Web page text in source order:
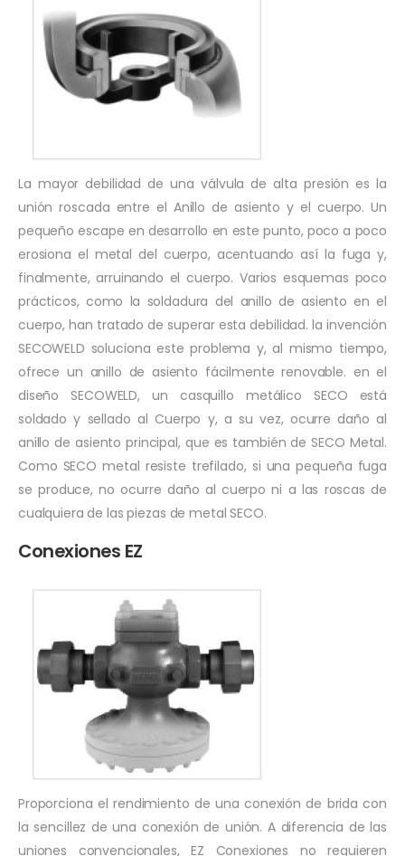
La mayor debilidad de una válvula de alta presión es la
unión roscada entre el Anillo de asiento y el cuerpo. Un
pequeño escape en desarrollo en este punto, poco a poco
erosiona el metal del cuerpo, acentuando así la fuga y,
finalmente, arruinando el cuerpo. Varios esquemas poco
prácticos, como la soldadura del anillo de asiento en el
cuerpo, han tratado de superar esta debilidad. la invención
SECOWELD soluciona este problema y, al mismo tiempo,
ofrece un anillo de asiento fácilmente renovable. en el
diseño SECOWELD, un casquillo metálico SECO está
soldado y sellado al Cuerpo y, a su vez, ocurre daño al
anillo de asiento principal, que es también de SECO Metal.
Como SECO metal resiste trefilado, si una pequeña fuga
se produce, no ocurre daño al cuerpo ni a las roscas de
cualquiera de las piezas de metal SECO.
Conexiones EZ
Proporciona el rendimiento de una conexión de brida con
la sencillez de una conexión de unión. A diferencia de las
uniones convencionales, EZ Conexiones no requieren